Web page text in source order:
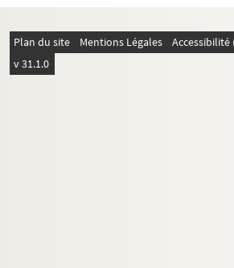
Plan du site Mentions Légales
v 31.1.0